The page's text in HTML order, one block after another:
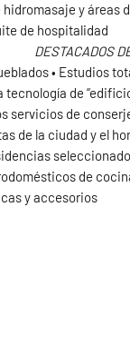
y áreas
de hospitalidad
DESTACADOS
• Estudios
tecnología de
servicios de
de la ciudad y el
de
y accesorios